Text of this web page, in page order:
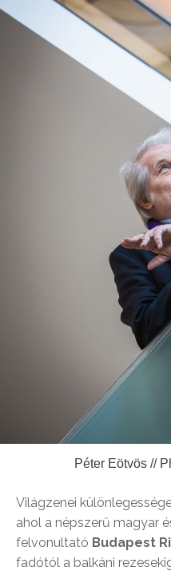
Péter Eötvös //
Világzenei
ahol a népszerű magyar
felvonultató Budapest
fadótól a balkáni